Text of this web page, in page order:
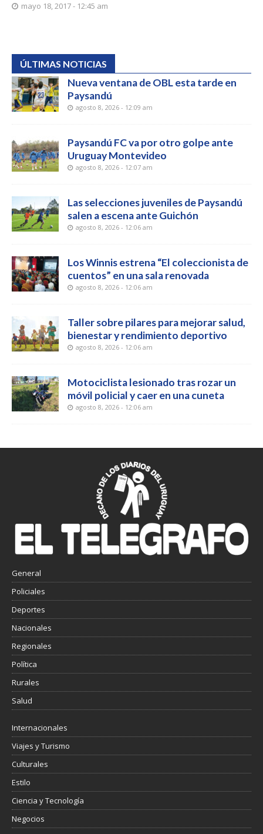
mayo 18, 2017 - 12:45 am
ÚLTIMAS NOTICIAS
Nueva ventana de OBL esta tarde en
Paysandú
agosto 8, 2026 - 12:09 am
Paysandú FC va por otro golpe ante
Uruguay Montevideo
agosto 8, 2026 - 12:07 am
Las selecciones juveniles de Paysandú
salen a escena ante Guichón
agosto 8, 2026 - 12:06 am
Los Winnis estrena “El coleccionista de
cuentos” en una sala renovada
agosto 8, 2026 - 12:06 am
Taller sobre pilares para mejorar salud,
bienestar y rendimiento deportivo
agosto 8, 2026 - 12:06 am
Motociclista lesionado tras rozar un
móvil policial y caer en una cuneta
agosto 8, 2026 - 12:06 am
General
Policiales
Deportes
Nacionales
Regionales
Política
Rurales
Salud
Internacionales
Viajes y Turismo
Culturales
Estilo
Ciencia y Tecnología
Negocios